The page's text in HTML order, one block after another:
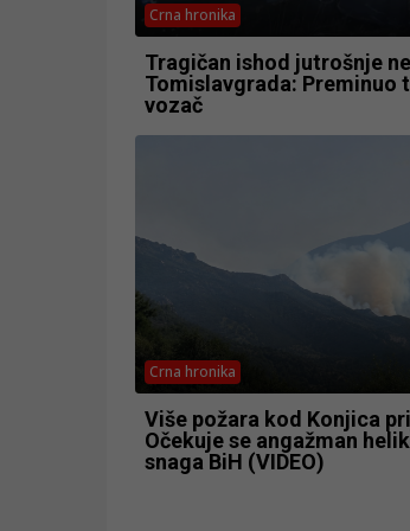
Crna hronika
Tragičan ishod jutrošnje
Tomislavgrada: Preminuo
vozač
Crna hronika
Više požara kod Konjica
Očekuje se angažman
snaga BiH (VIDEO)